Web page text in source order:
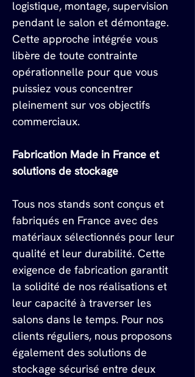
logistique, montage, supervision
pendant le salon et démontage.
Cette approche intégrée vous
libère de toute contrainte
opérationnelle pour que vous
puissiez vous concentrer
pleinement sur vos objectifs
commerciaux.
Fabrication Made in France et
solutions de stockage
Tous nos stands sont conçus et
fabriqués en France avec des
matériaux sélectionnés pour leur
qualité et leur durabilité. Cette
exigence de fabrication garantit
la solidité de nos réalisations et
leur capacité à traverser les
salons dans le temps. Pour nos
clients réguliers, nous proposons
également des solutions de
stockage sécurisé entre deux